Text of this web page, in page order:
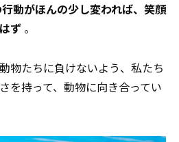
動がほんの少し変われば、笑顔
ず 。
物たちに負けないよう、私たち
を持って、動物に向き合ってい